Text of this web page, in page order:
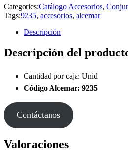
Categories:Catálogo Accesorios,
Tags:9235, accesorios, alcemar
Descripción
Descripción del
Cantidad por caja: Unid
Código Alcemar: 9235
Contáctanos
Valoraciones